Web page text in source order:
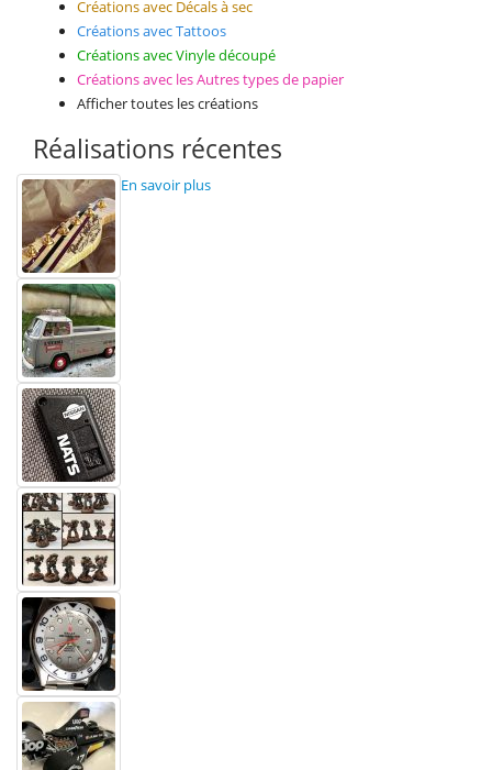
Créations avec Décals à sec
Créations avec Tattoos
Créations avec Vinyle découpé
Créations avec les Autres types de papier
Afficher toutes les créations
Réalisations récentes
En savoir plus